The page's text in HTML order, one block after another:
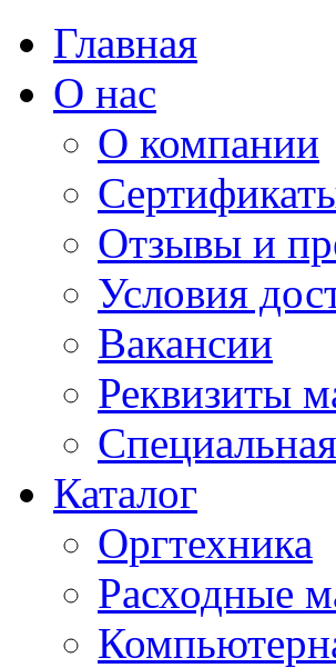
Главная
О нас
О компании
Отзывы и
Условия
Вакансии
Реквизиты
Каталог
Оргтехника
Расходные